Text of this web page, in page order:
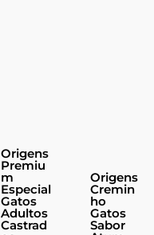
Origens
Premiu
m
Especial
Gatos
Adultos
Castrad
Origens
Cremin
ho
Gatos
Sabor